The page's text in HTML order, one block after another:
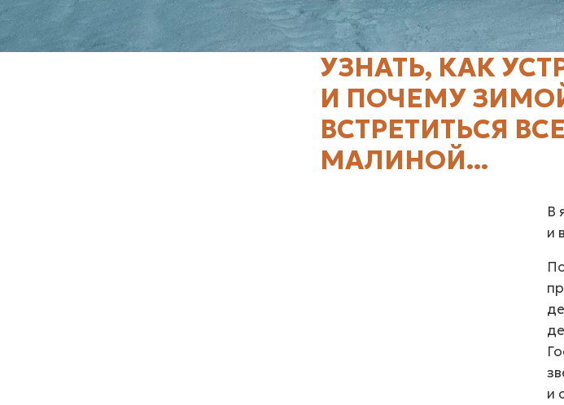
УЗНАТЬ, КАК
И ПОЧЕМУ
ВСТРЕТИТЬСЯ
МАЛИНОЙ...
В
и
и